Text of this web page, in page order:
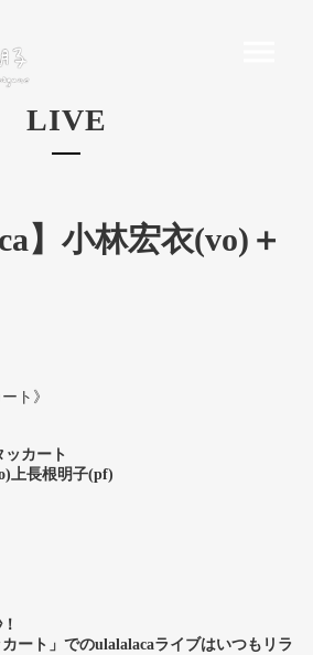
LIVE
】小林宏衣(vo)＋
ト》
ッカート
上長根明子(pf)
ート」でのulalalacaライブはいつもリラ